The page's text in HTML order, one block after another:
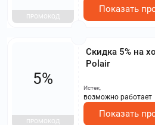
ПРОМОКОД
Показать
Скидка 5% на
Polair
5%
ПРОМОКОД
Истек,
возможно работает
Показать